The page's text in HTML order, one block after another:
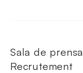
Sala de prensa
Recrutement